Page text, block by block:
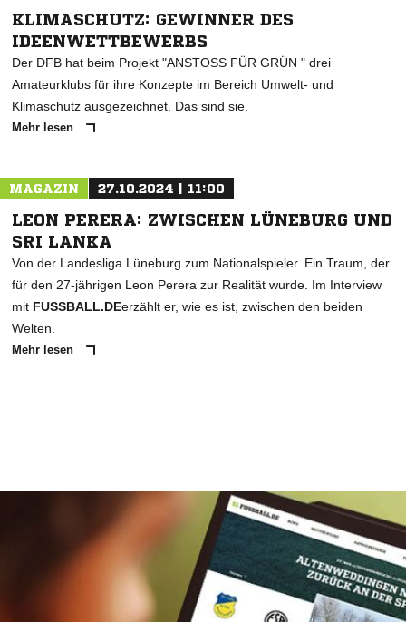
KLIMASCHUTZ: GEWINNER DES
IDEENWETTBEWERBS
Der DFB hat beim Projekt "ANSTOSS FÜR GRÜN " drei
Amateurklubs für ihre Konzepte im Bereich Umwelt- und
Klimaschutz ausgezeichnet. Das sind sie.
Mehr lesen
MAGAZIN 27.10.2024 | 11:00
LEON PERERA: ZWISCHEN LÜNEBURG UND
SRI LANKA
Von der Landesliga Lüneburg zum Nationalspieler. Ein Traum, der
für den 27-jährigen Leon Perera zur Realität wurde. Im Interview
mit FUSSBALL.DEerzählt er, wie es ist, zwischen den beiden
Welten.
Mehr lesen